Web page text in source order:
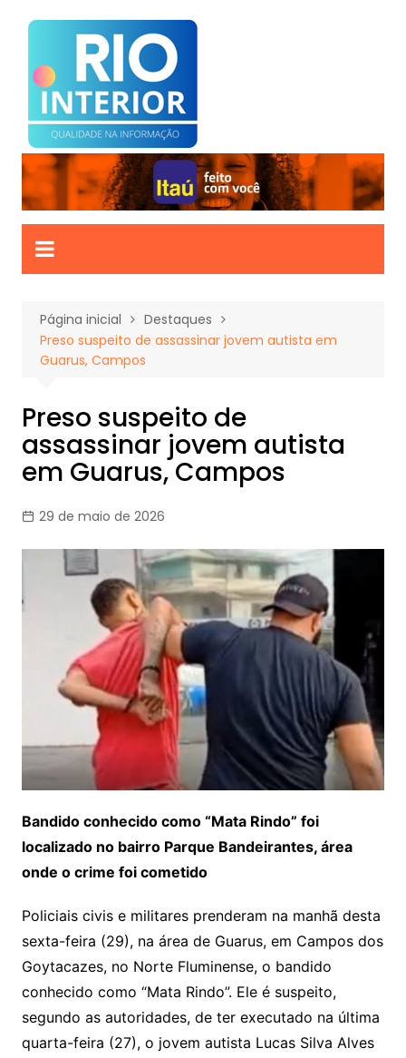
para
conteúdo
Página inicial
Destaques
Preso suspeito de assassinar jovem autista em
Guarus, Campos
Preso suspeito de
assassinar jovem autista
em Guarus, Campos
29 de maio de 2026
Bandido conhecido como “Mata Rindo” foi
localizado no bairro Parque Bandeirantes, área
onde o crime foi cometido
Policiais civis e militares prenderam na manhã desta
sexta-feira (29), na área de Guarus, em Campos dos
Goytacazes, no Norte Fluminense, o bandido
conhecido como “Mata Rindo”. Ele é suspeito,
segundo as autoridades, de ter executado na última
quarta-feira (27), o jovem autista Lucas Silva Alves